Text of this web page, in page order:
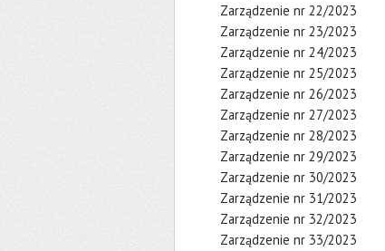
Zarządzenie nr 22/2023
Zarządzenie nr 23/2023
Zarządzenie nr 24/2023
Zarządzenie nr 25/2023
Zarządzenie nr 26/2023
Zarządzenie nr 27/2023
Zarządzenie nr 28/2023
Zarządzenie nr 29/2023
Zarządzenie nr 30/2023
Zarządzenie nr 31/2023
Zarządzenie nr 32/2023
Zarządzenie nr 33/2023